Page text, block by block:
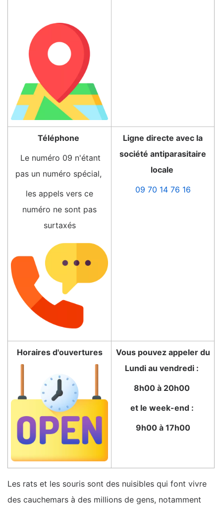
Téléphone
Le numéro 09 n'étant
pas un numéro spécial,
les appels vers ce
numéro ne sont pas
surtaxés
Ligne directe avec la
société antiparasitaire
locale
09 70 14 76 16
Horaires d'ouvertures
Vous pouvez appeler du
Lundi au vendredi :
8h00 à 20h00
et le week-end :
9h00 à 17h00
Les rats et les souris sont des nuisibles qui font vivre
des cauchemars à des millions de gens, notamment